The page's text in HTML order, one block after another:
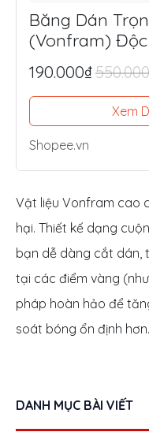
Băng Dán
(Vonfram) Độc
Ưu Lực Đánh,
190.000₫
Xem
Shopee.vn
Vật liệu Vonfram cao
hại. Thiết kế dạng
bạn dễ dàng cắt dán,
tại các điểm vàng
pháp hoàn hảo để
soát bóng ổn định hơn.
DANH MỤC BÀI VIẾT